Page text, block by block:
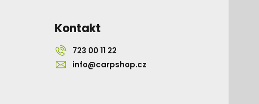
Kontakt
723 00 11 22
info@carpshop.cz